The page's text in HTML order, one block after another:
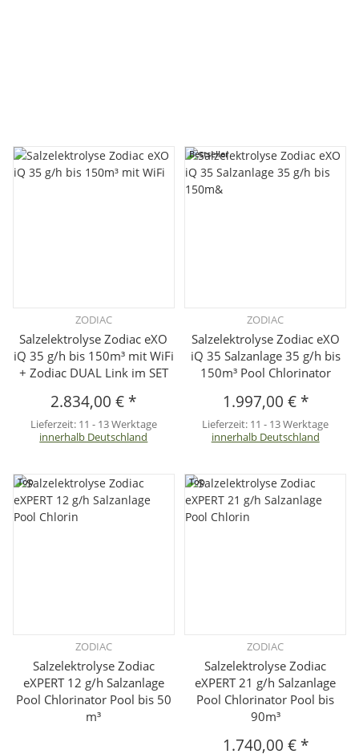
ZODIAC
Salzelektrolyse Zodiac eXO
iQ 35 g/h bis 150m³ mit WiFi
+ Zodiac DUAL Link im SET
2.834,00 € *
Lieferzeit: 11 - 13 Werktage
innerhalb Deutschland
Bestseller
ZODIAC
Salzelektrolyse Zodiac eXO
iQ 35 Salzanlage 35 g/h bis
150m³ Pool Chlorinator
1.997,00 € *
Lieferzeit: 11 - 13 Werktage
innerhalb Deutschland
Top
ZODIAC
Salzelektrolyse Zodiac
eXPERT 12 g/h Salzanlage
Pool Chlorinator Pool bis 50
m³
Top
ZODIAC
Salzelektrolyse Zodiac
eXPERT 21 g/h Salzanlage
Pool Chlorinator Pool bis
90m³
1.740,00 € *